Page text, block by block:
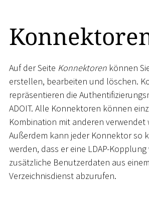
Auf der Seite Konnektoren können
erstellen, bearbeiten und löschen.
repräsentieren die
ADOIT. Alle Konnektoren können
Kombination mit anderen verwendet
Außerdem kann jeder Konnektor so
werden, dass er eine LDAP-
zusätzliche Benutzerdaten aus einem
Verzeichnisdienst abzurufen.